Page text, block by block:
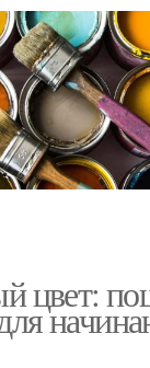
цвет: